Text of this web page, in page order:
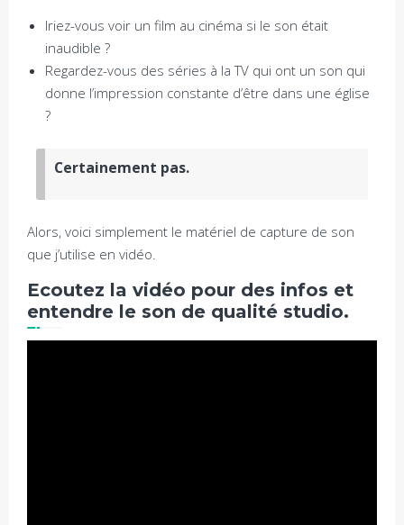
Iriez-vous voir un film au cinéma si le son était
inaudible ?
Regardez-vous des séries à la TV qui ont un son qui
donne l’impression constante d’être dans une église
?
Certainement pas.
Alors, voici simplement le matériel de capture de son
que j’utilise en vidéo.
Ecoutez la vidéo pour des infos et
entendre le son de qualité studio.